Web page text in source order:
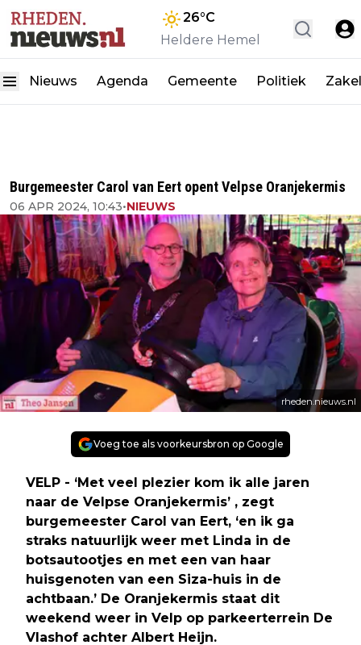
26°C
Heldere Hemel
Nieuws Agenda Gemeente Politiek
Burgemeester Carol van Eert opent Velpse Oranjekermis
06 APR 2024, 10:43•NIEUWS
rheden.nieuws.nl
Voeg toe als voorkeursbron op Google
VELP - ‘Met veel plezier kom ik alle jaren
naar de Velpse Oranjekermis’ , zegt
burgemeester Carol van Eert, ‘en ik ga
straks natuurlijk weer met Linda in de
botsautootjes en met een van haar
huisgenoten van een Siza-huis in de
achtbaan.’ De Oranjekermis staat dit
weekend weer in Velp op parkeerterrein De
Vlashof achter Albert Heijn.